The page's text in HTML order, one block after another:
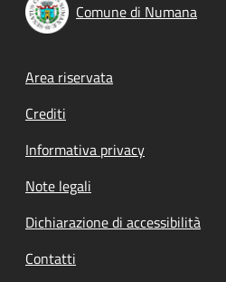
Comune di Numana
Footer menu
Area riservata
Crediti
Informativa privacy
Note legali
Dichiarazione di accessibilità
Contatti